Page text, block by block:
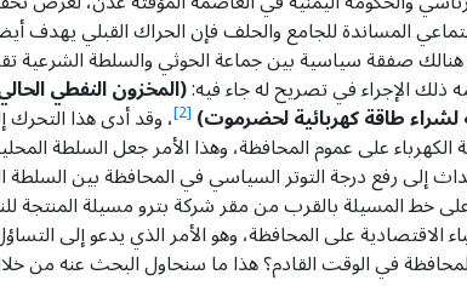
المساندة للجامع والحلف فإن الحراك القبلي يهدف
صفقة سياسية بين جماعة الحوثي والسلطة الشرعية
الإجراء في تصريح له جاء فيه:(المخزون النفطي
طاقة كهربائية لحضرموت) [2] ، وقد أدى هذا
على عموم المحافظة، وهذا الأمر جعل السلطة
إلى رفع درجة التوتر السياسي في المحافظة بين
خط المسيلة بالقرب من مقر شركة بترو مسيلة المنتجة
على المحافظة، وهو الأمر الذي يدعو إلى
في الوقت القادم؟ هذا ما سنحاول البحث عنه من